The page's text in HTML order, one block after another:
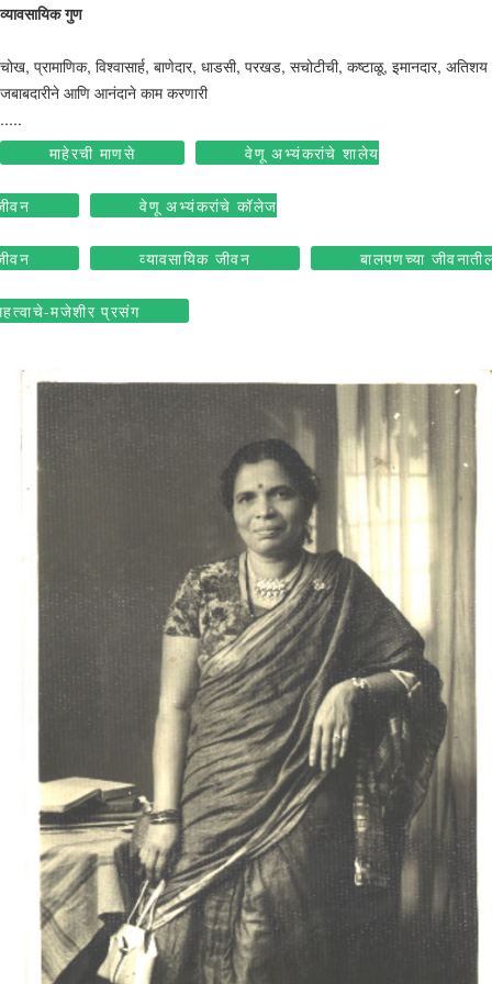
व्यावसायिक गुण
चोख, प्रामाणिक, विश्वासार्ह, बाणेदार, धाडसी, परखड, सचोटीची, कष्टाळू, इमानदार, अतिशय
जबाबदारीने आणि आनंदाने काम करणारी
.....
माहेरची माणसे
वेणू अभ्यंकरांचे शालेय
वेणू अभ्यंकरांचे कॉलेज
व्यावसायिक जीवन बालपणच्या
मजेशीर प्रसंग